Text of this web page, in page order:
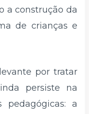
a construção da
de crianças e
por tratar
persiste na
pedagógicas: a